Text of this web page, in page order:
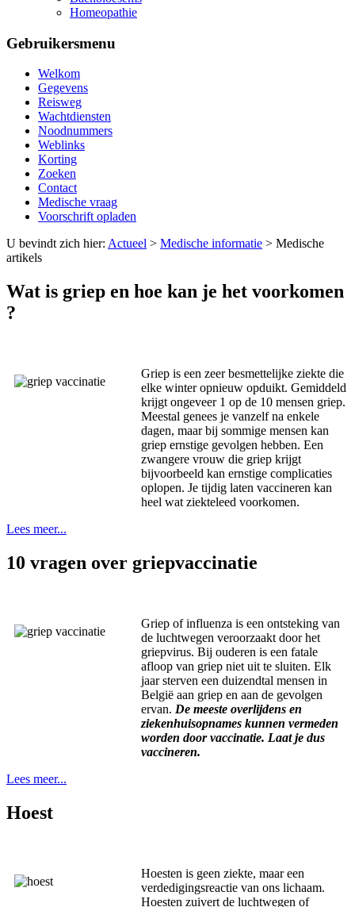
Homeopathie
Gebruikersmenu
Welkom
Gegevens
Reisweg
Wachtdiensten
Noodnummers
Weblinks
Korting
Zoeken
Contact
Medische vraag
Voorschrift opladen
U bevindt zich hier: Actueel > Medische informatie > Medische
artikels
Wat is griep en hoe kan je het voorkomen
?
Griep is een zeer besmettelijke ziekte die
elke winter opnieuw opduikt. Gemiddeld
krijgt ongeveer 1 op de 10 mensen griep.
Meestal genees je vanzelf na enkele
dagen, maar bij sommige mensen kan
griep ernstige gevolgen hebben. Een
zwangere vrouw die griep krijgt
bijvoorbeeld kan ernstige complicaties
oplopen. Je tijdig laten vaccineren kan
heel wat ziekteleed voorkomen.
Lees meer...
10 vragen over griepvaccinatie
Griep of influenza is een ontsteking van
de luchtwegen veroorzaakt door het
griepvirus. Bij ouderen is een fatale
afloop van griep niet uit te sluiten. Elk
jaar sterven een duizendtal mensen in
België aan griep en aan de gevolgen
ervan. De meeste overlijdens en
ziekenhuisopnames kunnen vermeden
worden door vaccinatie. Laat je dus
vaccineren.
Lees meer...
Hoest
Hoesten is geen ziekte, maar een
verdedigingsreactie van ons lichaam.
Hoesten zuivert de luchtwegen of